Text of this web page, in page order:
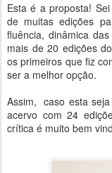
Esta é a proposta!
de muitas edições
fluência, dinâmica
mais de 20 edições
os primeiros que fiz
ser a melhor opção.
Assim, caso esta
acervo com 24
crítica é muito bem